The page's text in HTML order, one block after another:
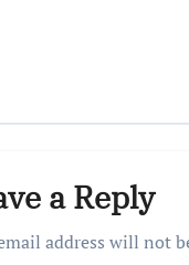
a Reply
address will not